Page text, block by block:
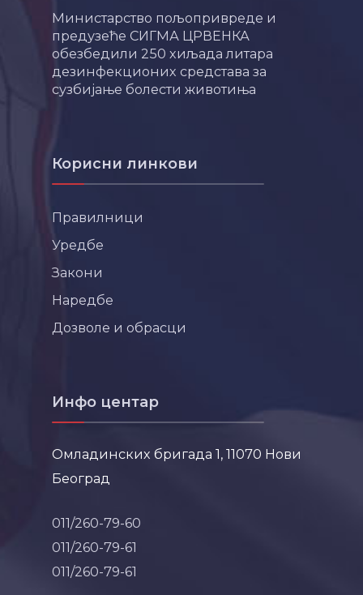
Министарство пољопривреде и
предузеће СИГМА ЦРВЕНКА
обезбедили 250 хиљада литара
дезинфекционих средстава за
сузбијање болести животиња
Корисни линкови
Правилници
Уредбе
Закони
Наредбе
Дозволе и обрасци
Инфо центар
Омладинских бригада 1, 11070 Нови
Београд
011/260-79-60
011/260-79-61
011/260-79-61